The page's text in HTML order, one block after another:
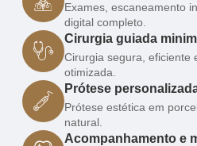
Exames, escaneamento
digital completo.
Cirurgia guiada
Cirurgia segura, eficiente
otimizada.
Prótese
Prótese estética em
natural.
Acompanhamento e